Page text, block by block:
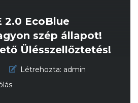
2.0 EcoBlue
szép állapot!
Ülésszellőztetés!
Létrehozta: admin